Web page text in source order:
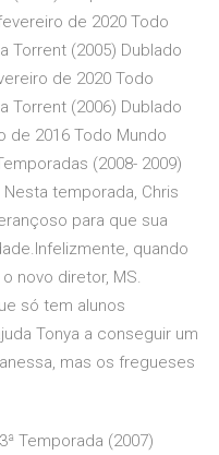
de 2020 Todo
Torrent (2005) Dublado
de 2020 Todo
Torrent (2006) Dublado
de 2016 Todo Mundo
(2008- 2009)
temporada, Chris
para que sua
quando
novo diretor, MS.
só tem alunos
Tonya a conseguir um
mas os fregueses
Temporada (2007)